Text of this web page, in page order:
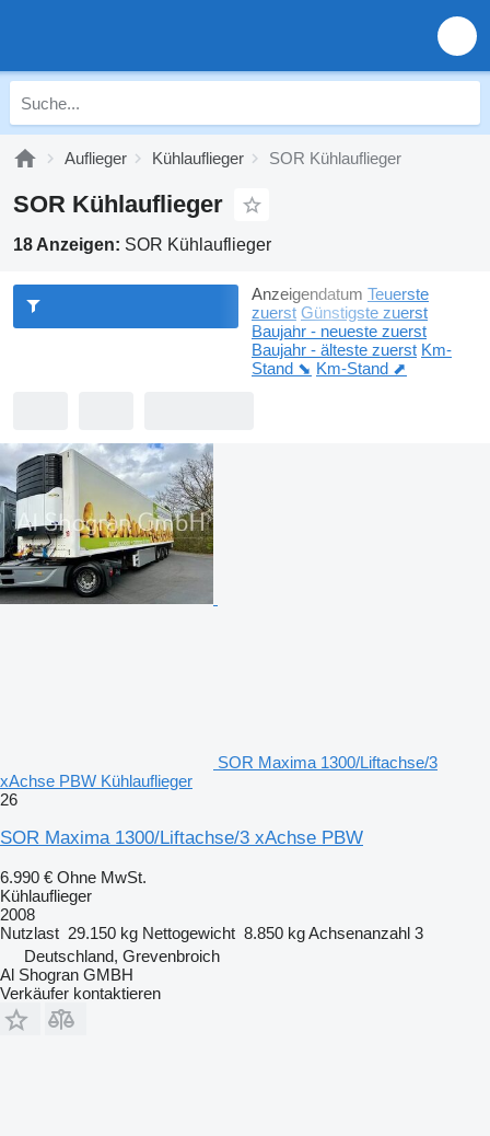
Auflieger Kühlauflieger SOR Kühlauflieger
SOR Kühlauflieger
18 Anzeigen: SOR Kühlauflieger
Anzeigendatum Teuerste
zuerst Günstigste zuerst
Baujahr - neueste zuerst
Baujahr - älteste zuerst Km-
Stand ⬊ Km-Stand ⬈
SOR Maxima 1300/Liftachse/3
xAchse PBW Kühlauflieger
26
SOR Maxima 1300/Liftachse/3 xAchse PBW
6.990 € Ohne MwSt.
Kühlauflieger
2008
Nutzlast 29.150 kg Nettogewicht 8.850 kgAchsenanzahl 3
Deutschland, Grevenbroich
Al Shogran GMBH
Verkäufer kontaktieren